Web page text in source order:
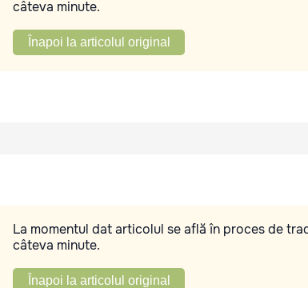
câteva minute.
Înapoi la articolul original
La momentul dat articolul se află în proces de
câteva minute.
Înapoi la articolul original